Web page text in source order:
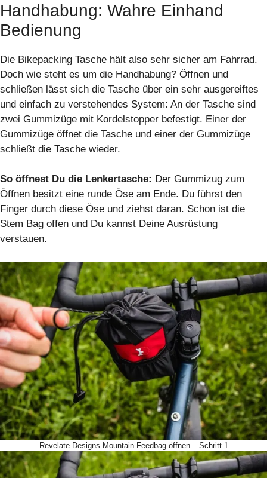
Handhabung: Wahre Einhand
Bedienung
Die Bikepacking Tasche hält also sehr sicher am Fahrrad.
Doch wie steht es um die Handhabung? Öffnen und
schließen lässt sich die Tasche über ein sehr ausgereiftes
und einfach zu verstehendes System: An der Tasche sind
zwei Gummizüge mit Kordelstopper befestigt. Einer der
Gummizüge öffnet die Tasche und einer der Gummizüge
schließt die Tasche wieder.
So öffnest Du die Lenkertasche: Der Gummizug zum
Öffnen besitzt eine runde Öse am Ende. Du führst den
Finger durch diese Öse und ziehst daran. Schon ist die
Stem Bag offen und Du kannst Deine Ausrüstung
verstauen.
Revelate Designs Mountain Feedbag öffnen – Schritt 1